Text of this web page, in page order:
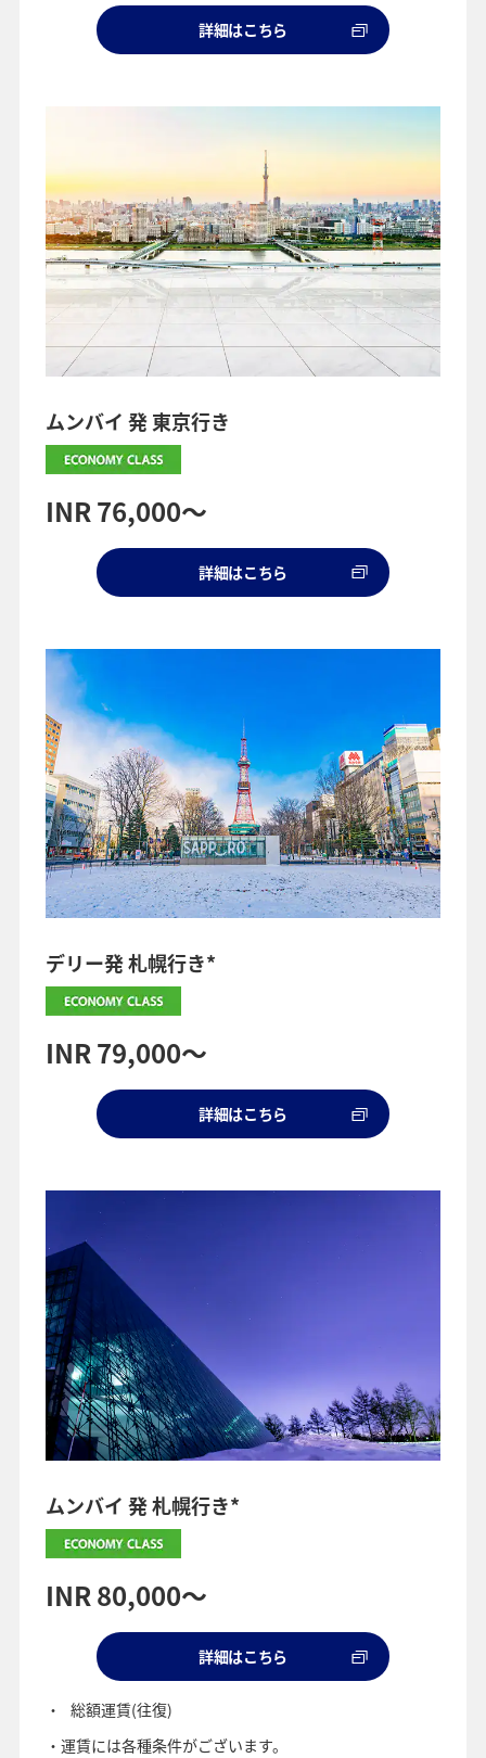
詳細はこちら
ムンバイ 発 東京行き
INR 76,000～
詳細はこちら
デリー発 札幌行き*
INR 79,000～
詳細はこちら
ムンバイ 発 札幌行き*
INR 80,000～
詳細はこちら
総額運賃(往復)
運賃には各種条件がございます。